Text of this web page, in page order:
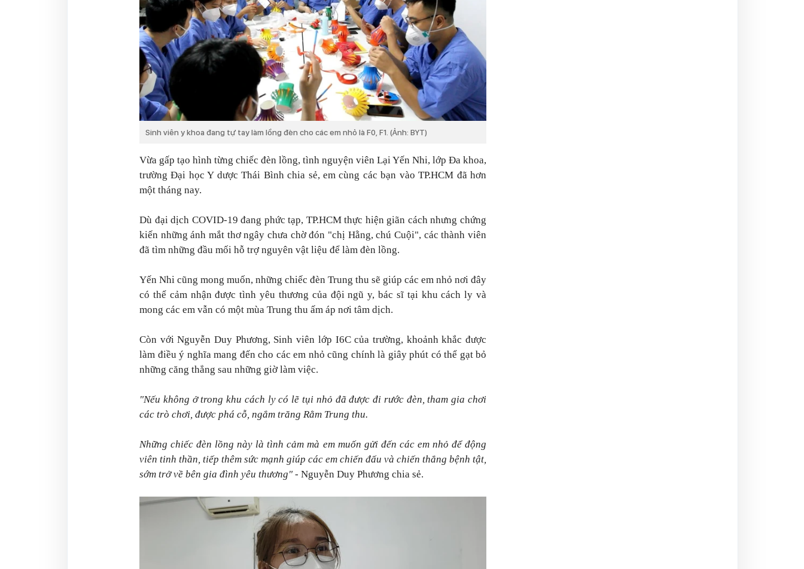
Sinh viên y khoa đang tự tay làm lồng đèn cho các em nhỏ là F0, F1. (Ảnh: BYT)
Vừa gấp tạo hình từng chiếc đèn lồng, tình nguyện viên Lại Yến Nhi, lớp Đa khoa,
trường Đại học Y dược Thái Bình chia sẻ, em cùng các bạn vào TP.HCM đã hơn
một tháng nay.
Dù đại dịch COVID-19 đang phức tạp, TP.HCM thực hiện giãn cách nhưng chứng
kiến những ánh mắt thơ ngây chưa chờ đón "chị Hằng, chú Cuội", các thành viên
đã tìm những đầu mối hỗ trợ nguyên vật liệu để làm đèn lồng.
Yến Nhi cũng mong muốn, những chiếc đèn Trung thu sẽ giúp các em nhỏ nơi đây
có thể cảm nhận được tình yêu thương của đội ngũ y, bác sĩ tại khu cách ly và
mong các em vẫn có một mùa Trung thu ấm áp nơi tâm dịch.
Còn với Nguyễn Duy Phương, Sinh viên lớp I6C của trường, khoảnh khắc được
làm điều ý nghĩa mang đến cho các em nhỏ cũng chính là giây phút có thể gạt bỏ
những căng thẳng sau những giờ làm việc.
"Nếu không ở trong khu cách ly có lẽ tụi nhỏ đã được đi rước đèn, tham gia chơi
các trò chơi, được phá cỗ, ngắm trăng Rằm Trung thu.
Những chiếc đèn lồng này là tình cảm mà em muốn gửi đến các em nhỏ để động
viên tinh thần, tiếp thêm sức mạnh giúp các em chiến đấu và chiến thắng bệnh tật,
sớm trở về bên gia đình yêu thương" - Nguyễn Duy Phương chia sẻ.